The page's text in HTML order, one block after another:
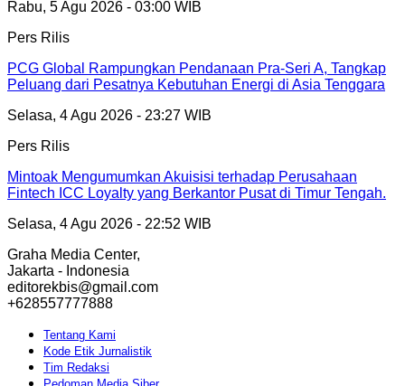
Rabu, 5 Agu 2026 - 03:00 WIB
Pers Rilis
PCG Global Rampungkan Pendanaan Pra-Seri A, Tangkap
Peluang dari Pesatnya Kebutuhan Energi di Asia Tenggara
Selasa, 4 Agu 2026 - 23:27 WIB
Pers Rilis
Mintoak Mengumumkan Akuisisi terhadap Perusahaan
Fintech ICC Loyalty yang Berkantor Pusat di Timur Tengah.
Selasa, 4 Agu 2026 - 22:52 WIB
Graha Media Center,
Jakarta - Indonesia
editorekbis@gmail.com
+628557777888
Tentang Kami
Kode Etik Jurnalistik
Tim Redaksi